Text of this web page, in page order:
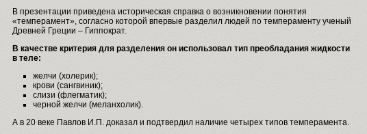
В презентации приведена историческая справка о возникновении понятия
«темперамент», согласно которой впервые разделил людей по темпераменту ученый
Древней Греции – Гиппократ.
В качестве критерия для разделения он использовал тип преобладания жидкости
в теле:
желчи (холерик);
крови (сангвиник);
слизи (флегматик);
черной желчи (меланхолик).
А в 20 веке Павлов И.П. доказал и подтвердил наличие четырех типов темперамента.